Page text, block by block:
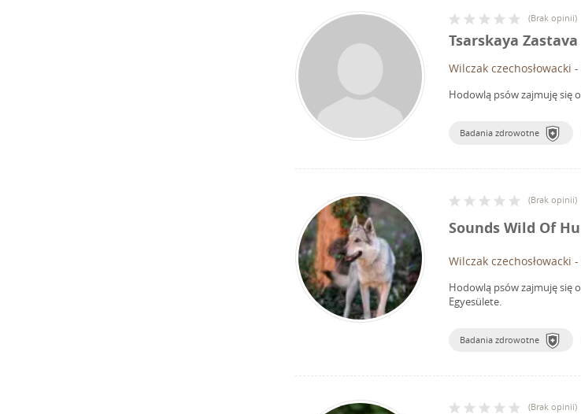
(Brak opinii)
Tsarskaya Zastava
Wilczak czechosłowacki -
Hodowlą psów zajmuję się
Badania zdrowotne
(Brak opinii)
Sounds Wild Of
Wilczak czechosłowacki -
Hodowlą psów zajmuję się
Egyesülete.
Badania zdrowotne
(Brak opinii)